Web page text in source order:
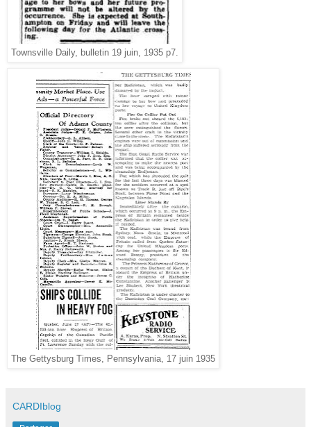
Townsville Daily, bulletin 19 juin, 1935 p7.
The Gettysburg Times, Pennsylvania, 17 juin 1935
CARDIblog